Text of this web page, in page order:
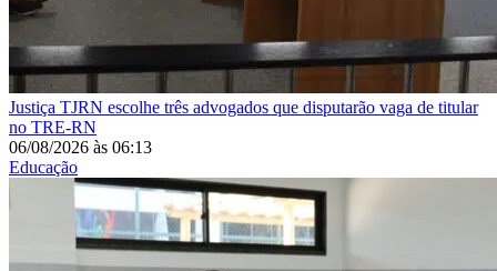
Justiça TJRN escolhe três advogados que disputarão vaga de titular
no TRE-RN
06/08/2026 às 06:13
Educação